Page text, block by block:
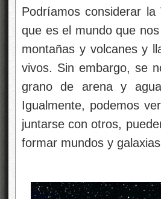
Podríamos considerar
que es el mundo que
montañas y volcanes y
vivos. Sin embargo, se
grano de arena y
Igualmente, podemos
juntarse con otros,
formar mundos y